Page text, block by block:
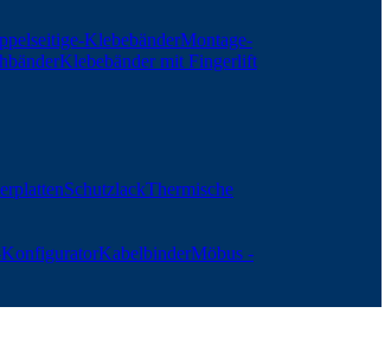
KlebebänderMontage-
Klebebänder mit Fingerlift
SchutzlackThermische
KabelbinderMöbus -